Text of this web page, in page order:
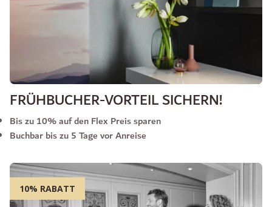
FRÜHBUCHER-VORTEIL SICHERN!
Bis zu 10% auf den Flex Preis sparen
Buchbar bis zu 5 Tage vor Anreise
10% RABATT